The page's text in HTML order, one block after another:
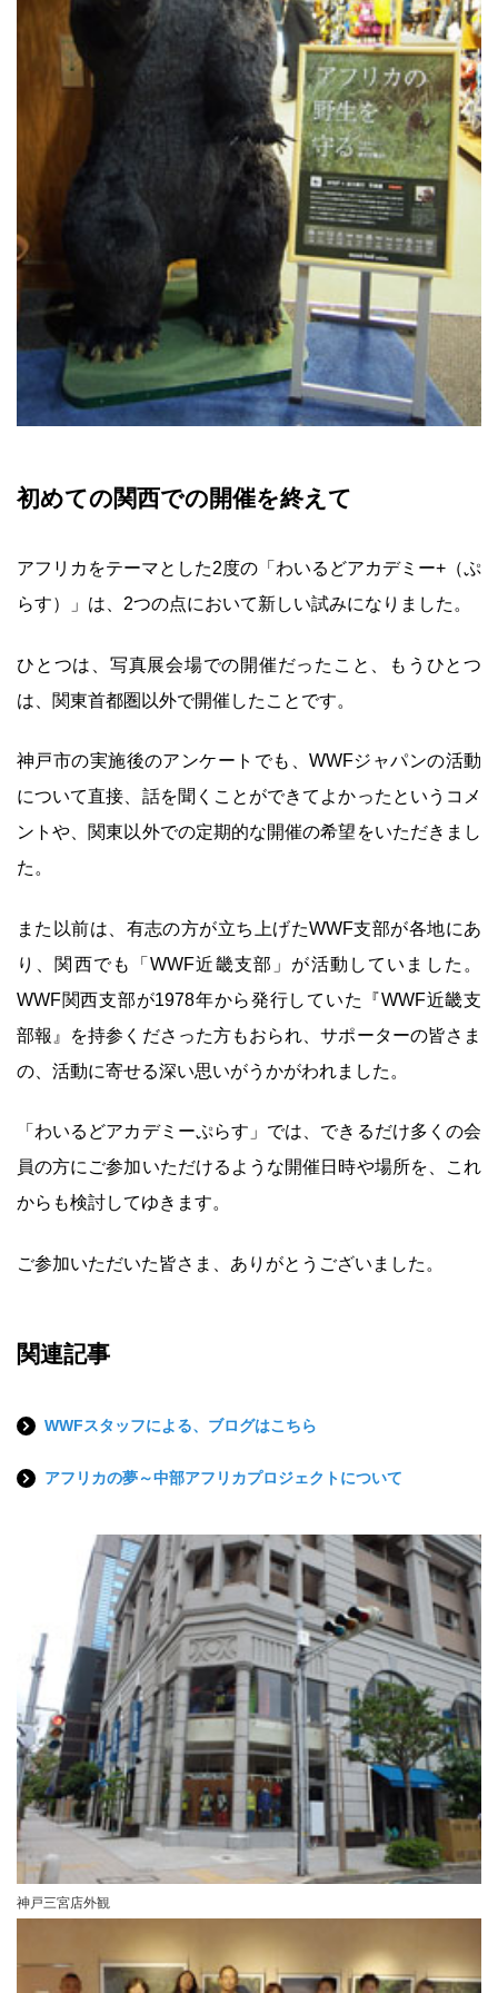
初めての関西での開催を終えて
アフリカをテーマとした2度の「わいるどアカデミー+（ぷ
らす）」は、2つの点において新しい試みになりました。
ひとつは、写真展会場での開催だったこと、もうひとつ
は、関東首都圏以外で開催したことです。
神戸市の実施後のアンケートでも、WWFジャパンの活動
について直接、話を聞くことができてよかったというコメ
ントや、関東以外での定期的な開催の希望をいただきまし
た。
また以前は、有志の方が立ち上げたWWF支部が各地にあ
り、関西でも「WWF近畿支部」が活動していました。
WWF関西支部が1978年から発行していた『WWF近畿支
部報』を持参くださった方もおられ、サポーターの皆さま
の、活動に寄せる深い思いがうかがわれました。
「わいるどアカデミーぷらす」では、できるだけ多くの会
員の方にご参加いただけるような開催日時や場所を、これ
からも検討してゆきます。
ご参加いただいた皆さま、ありがとうございました。
関連記事
WWFスタッフによる、ブログはこちら
アフリカの夢～中部アフリカプロジェクトについて
神戸三宮店外観